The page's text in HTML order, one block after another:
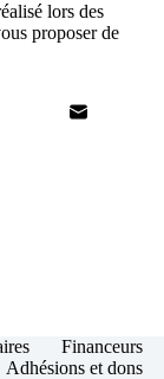
lors des
proposer de
Financeurs
Adhésions et dons